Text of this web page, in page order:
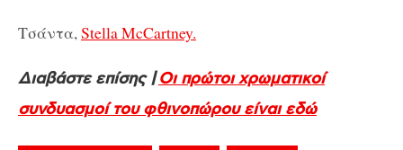
Τσάντα,Stella McCartney.
Διαβάστε επίσης |Οι πρώτοι χρωματικοί
συνδυασμοί του φθινοπώρου είναι εδώ